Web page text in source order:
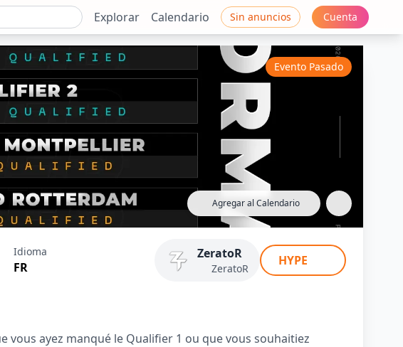
Explorar Calendario Sin anuncios Cuenta
- ZeratoR
Agregar al Calendario
Evento Pasado
Idioma
FR
ZeratoR
ZeratoR
HYPE
ayez manqué le Qualifier 1 ou que vous souhaitiez